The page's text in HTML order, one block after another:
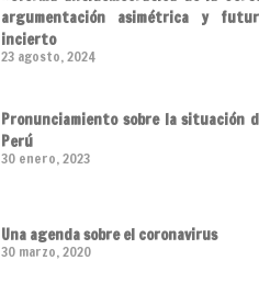
argumentación asimétrica y
incierto
23 agosto, 2024
Pronunciamiento sobre la situación
Perú
30 enero, 2023
Una agenda sobre el coronavirus
30 marzo, 2020